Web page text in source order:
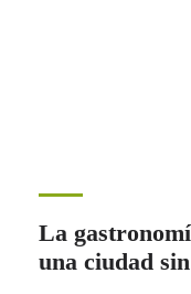
La
una ciudad